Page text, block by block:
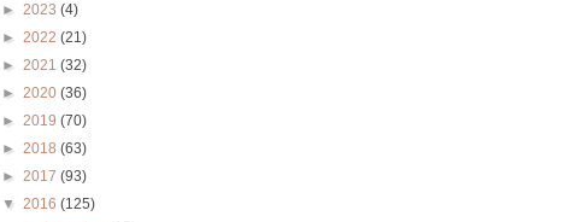
► 2023 (4)
► 2022 (21)
► 2021 (32)
► 2020 (36)
► 2019 (70)
► 2018 (63)
► 2017 (93)
▼ 2016 (125)